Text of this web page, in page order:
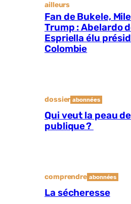
ailleurs
Fan de Bukele,
Trump : Abelardo
Espriella élu
Colombie
dossier abonnées
Qui veut la peau
publique ?
comprendre abonnées
La sécheresse